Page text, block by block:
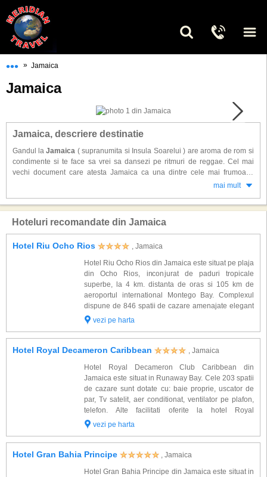
••• » Jamaica
Jamaica
Jamaica, descriere destinatie
Gandul la Jamaica ( supranumita si Insula Soarelui ) are aroma de rom si
condimente si te face sa vrei sa dansezi pe ritmuri de reggae. Cel mai
vechi document care atesta Jamaica ca una dintre cele mai frumoase
locuri de vacanta este datat in 1494, cand Cristofor Columb a debarcat
care se poate vedea.
Jamaica este a treia insula ca marime din insulele Marii Caraibe, dupa
Cuba si Hispaniola Jamaica, are 145 mile (233km) lungime si 51 mile
(82km) latime, fiind o imbinatatie intre cultura europena, cea africana si
araba. Capitala insulei este Kingston, situata pe coasta de sud. Jamaica
se evidentiaza ca una dintre cele mai verzi insule din Caraibe unde
locuitorii transforma fiecare zi in sarbatoare prin coloritul deosebit al
hainelor inflorate si atitudinea ospitaliera. Un autentic paradis al apelor:
peste 120 ape curgatoare, vai magnifice sau paduri tropicale, Jamaica
este un colt de rai ce asteapta sa fie descoperit.
O multime de statiuni, una mai frumoasa decat cealalta, se intind de-a
reprezinta adevarate locuri paradisiace. Reimprospatat regulat de
adevarate dusuri de ploaie, Port Antonio este unul dintre cele mai
frumoase locuri din Jamaica, in timp ce mai departe, de-a lungul coastei,
regiunea Ocho Rios- o plaja aurie de 60 de mile (97 km) intre Annotto si
Discovery Bay figureaza printre cele mai importante atractii turistice in
Jamaica. Montego Bay este al doilea oras ca marime din Jamaica si Negril
este cea mai noua regiune a insulei, situata pe coasta de vest, aceasta
urmand a fi dezvoltata pentru turism.
mai mult
Hoteluri recomandate din Jamaica
Hotel Riu Ocho Rios
, Jamaica
Hotel Riu Ocho Rios din Jamaica este situat pe plaja
din Ocho Rios, inconjurat de paduri tropicale
superbe, la 4 km. distanta de oras si 105 km de
aeroportul international Montego Bay. Complexul
dispune de 846 spatii de cazare amenajate elegant
si dotate cu: baie proprie, uscator de par, Tv satelit,
vezi pe harta
Hotel Royal Decameron Caribbean
, Jamaica
Hotel Royal Decameron Club Caribbean din
Jamaica este situat in Runaway Bay. Cele 203 spatii
de cazare sunt dotate cu: baie proprie, uscator de
par, Tv satelit, aer conditionat, ventilator pe plafon,
telefon. Alte facilitati oferite la hotel Royal
Decameron Club Caribbean: 3 restaurante, baruri,
vezi pe harta
Hotel Gran Bahia Principe
, Jamaica
Hotel Gran Bahia Principe din Jamaica este situat in